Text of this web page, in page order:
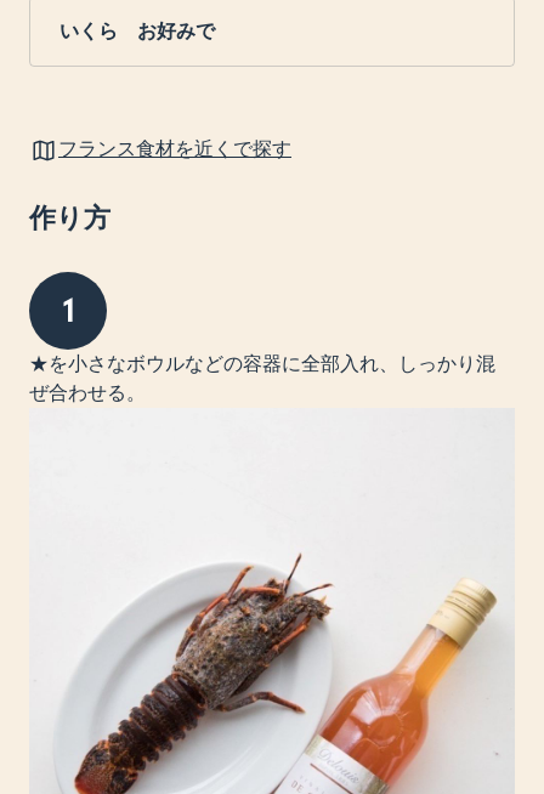
いくら お好みで
フランス食材を近くで探す
作り方
1
★を小さなボウルなどの容器に全部入れ、しっかり混
ぜ合わせる。